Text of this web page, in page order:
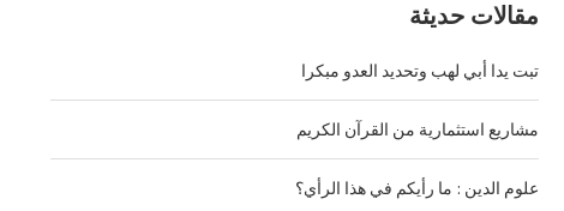
مقالات حديثة
تبت يدا أبي لهب وتحديد العدو مبكرا
مشاريع استثمارية من القرآن الكريم
علوم الدين : ما رأيكم في هذا الرأي؟